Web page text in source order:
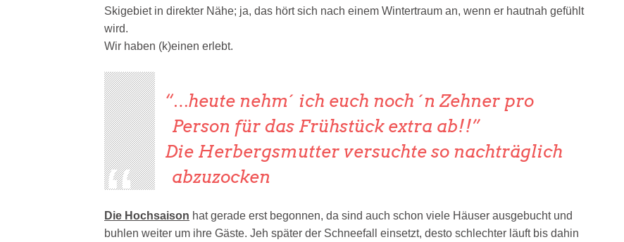
Skigebiet in direkter Nähe; ja, das hört sich nach einem Wintertraum an, wenn er hautnah gefühlt
wird.
Wir haben (k)einen erlebt.
…heute nehm´ ich euch noch ´n Zehner pro
Person für das Frühstück extra ab!!
Die Herbergsmutter versuchte so nachträglich
abzuzocken
Die Hochsaison hat gerade erst begonnen, da sind auch schon viele Häuser ausgebucht und
buhlen weiter um ihre Gäste. Jeh später der Schneefall einsetzt, desto schlechter läuft bis dahin